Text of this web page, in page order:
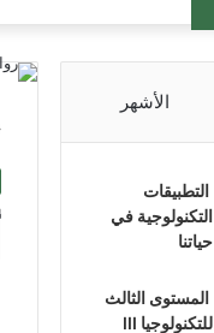
الأشهر
التطبيقات
التكنولوجية في
حياتنا
المستوى الثالث
للتكنولوجيا III